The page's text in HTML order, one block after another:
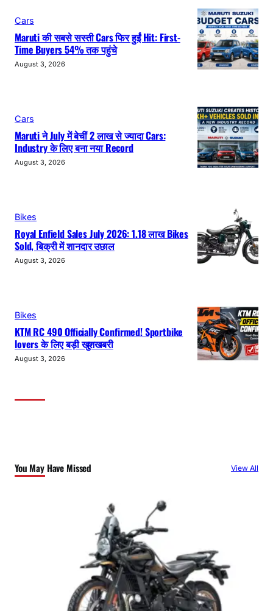
Cars
Maruti की सबसे सस्ती Cars फिर हुईं Hit: First-
Time Buyers 54% तक पहुंचे
August 3, 2026
Cars
Maruti ने July में बेचीं 2 लाख से ज्यादा Cars:
Industry के लिए बना नया Record
August 3, 2026
Bikes
Royal Enfield Sales July 2026: 1.18 लाख Bikes
Sold, बिक्री में शानदार उछाल
August 3, 2026
Bikes
KTM RC 490 Officially Confirmed! Sportbike
lovers के लिए बड़ी खुशखबरी
August 3, 2026
You May Have Missed View All